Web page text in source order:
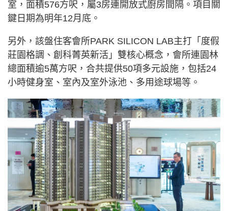
室，面積576方呎，屬3房連開放式廚房間隔。項目關
鍵日期為明年12月底。
另外，該盤住客會所PARK SILICON LAB主打「度假
莊園格調、創科菁英新活」雙核心概念，會所連園林
總面積逾5萬方呎，合共提供50項多元設施，包括24
小時健身室、室內及室外泳池、多用途球場等。